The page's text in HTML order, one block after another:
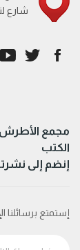
95
مجمع الأطرش
الكتب
إنضم إلى
إستمتع برسائلنا